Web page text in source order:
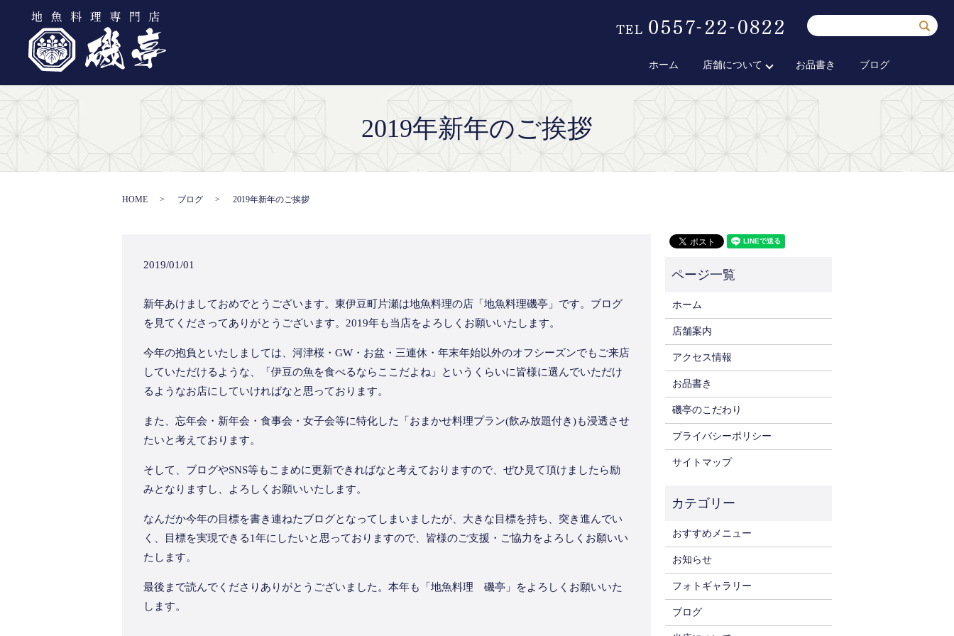
ホーム 店舗について お品書き ブログ
2019年新年のご挨拶
HOME ブログ 2019年新年のご挨拶
2019/01/01
新年あけましておめでとうございます。東伊豆町片瀬は地魚料理の店「地魚料理磯亭」です。ブログ
を見てくださってありがとうございます。2019年も当店をよろしくお願いいたします。
今年の抱負といたしましては、河津桜・GW・お盆・三連休・年末年始以外のオフシーズンでもご来店
していただけるような、「伊豆の魚を食べるならここだよね」というくらいに皆様に選んでいただけ
るようなお店にしていければなと思っております。
また、忘年会・新年会・食事会・女子会等に特化した「おまかせ料理プラン(飲み放題付き)も浸透させ
たいと考えております。
そして、ブログやSNS等もこまめに更新できればなと考えておりますので、ぜひ見て頂けましたら励
みとなりますし、よろしくお願いいたします。
なんだか今年の目標を書き連ねたブログとなってしまいましたが、大きな目標を持ち、突き進んでい
く、目標を実現できる1年にしたいと思っておりますので、皆様のご支援・ご協力をよろしくお願いい
たします。
最後まで読んでくださりありがとうございました。本年も「地魚料理 磯亭」をよろしくお願いいた
します。
ホーム
店舗案内
アクセス情報
お品書き
磯亭のこだわり
プライバシーポリシー
サイトマップ
おすすめメニュー
お知らせ
フォトギャラリー
ブログ